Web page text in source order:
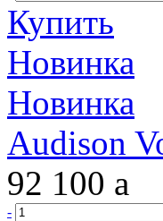
Купить
Новинка
Новинка
Audison
92 100 a
-